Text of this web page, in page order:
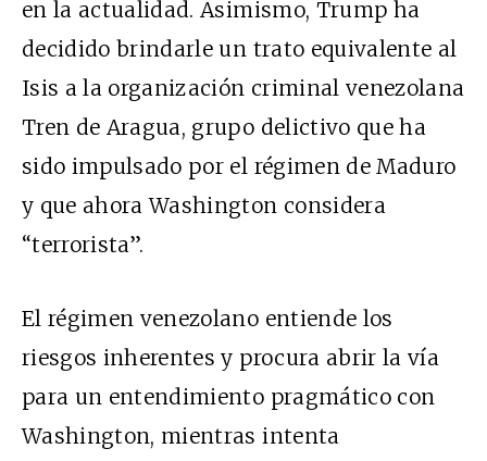
en la actualidad. Asimismo, Trump ha
decidido brindarle un trato equivalente al
Isis a la organización criminal venezolana
Tren de Aragua, grupo delictivo que ha
sido impulsado por el régimen de Maduro
y que ahora Washington considera
“terrorista”.
El régimen venezolano entiende los
riesgos inherentes y procura abrir la vía
para un entendimiento pragmático con
Washington, mientras intenta